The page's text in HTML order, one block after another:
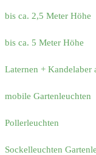
bis ca. 2,5 Meter Höhe
bis ca. 5 Meter Höhe
Laternen + Kandelaber
mobile Gartenleuchten
Pollerleuchten
Sockelleuchten